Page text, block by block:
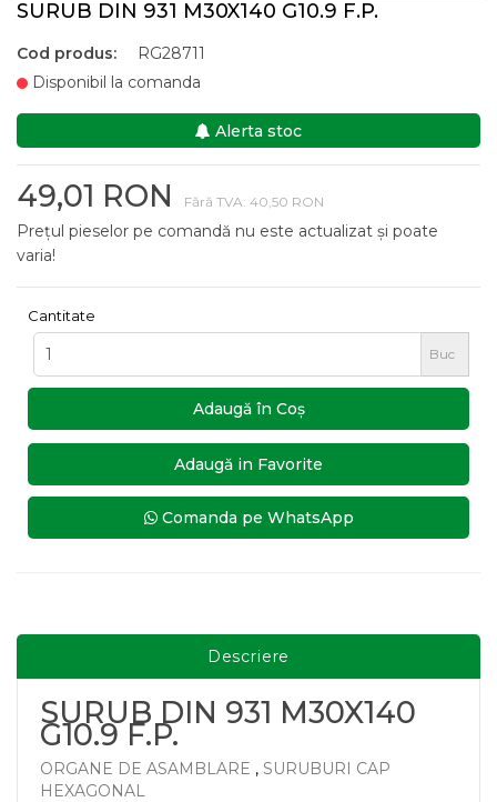
SURUB DIN 931 M30X140 G10.9 F.P.
Cod produs:
RG28711
Disponibil la comanda
Alerta stoc
49,01 RON Fără TVA: 40,50 RON
Prețul pieselor pe comandă nu este actualizat și poate
varia!
Cantitate
Buc
Adaugă în Coş
Adaugă in Favorite
Comanda pe WhatsApp
Descriere
SURUB DIN 931 M30X140
G10.9 F.P.
ORGANE DE ASAMBLARE , SURUBURI CAP
HEXAGONAL